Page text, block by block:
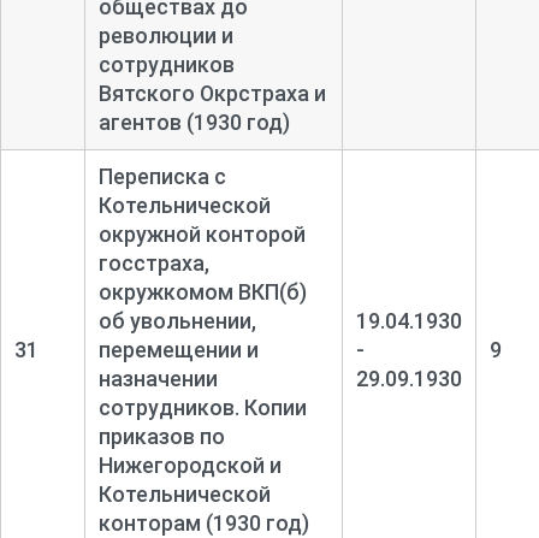
обществах до
революции и
сотрудников
Вятского Окрстраха и
агентов (1930 год)
31
Переписка с
Котельнической
окружной конторой
госстраха,
окружкомом ВКП(б)
об увольнении,
перемещении и
назначении
сотрудников. Копии
приказов по
Нижегородской и
Котельнической
конторам (1930 год)
19.04.1930
-
29.09.1930
9